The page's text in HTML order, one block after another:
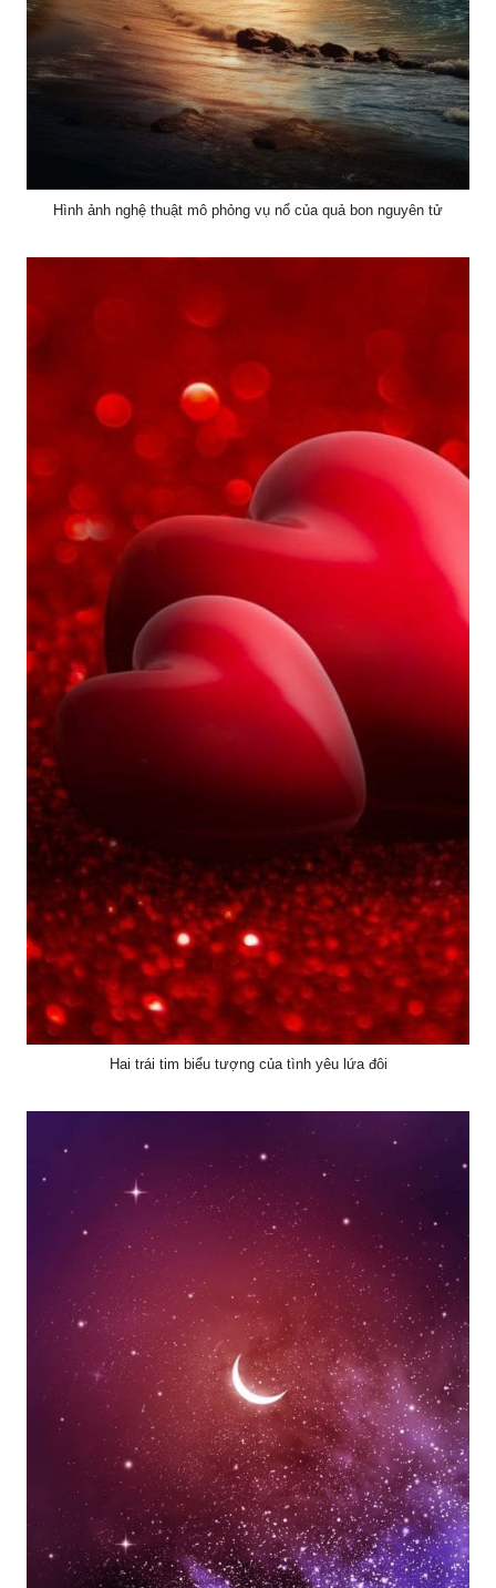
Hình ảnh nghệ thuật mô phỏng vụ nổ của quả bon nguyên tử
Hai trái tim biểu tượng của tình yêu lứa đôi